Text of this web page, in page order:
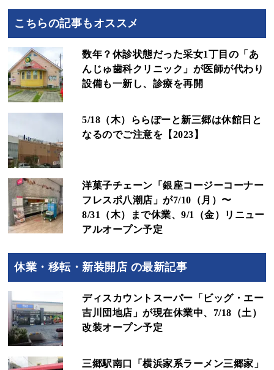
こちらの記事もオススメ
数年？休診状態だった采女1丁目の「あ
んじゅ歯科クリニック」が医師が代わり
設備も一新し、診療を再開
5/18（木）ららぽーと新三郷は休館日と
なるのでご注意を【2023】
洋菓子チェーン「銀座コージーコーナー
フレスポ八潮店」が7/10（月）〜
8/31（木）まで休業、9/1（金）リニュー
アルオープン予定
休業・移転・新装開店 の最新記事
ディスカウントスーパー「ビッグ・エー
吉川団地店」が現在休業中、7/18（土）
改装オープン予定
三郷駅南口「横浜家系ラーメン三郷家」